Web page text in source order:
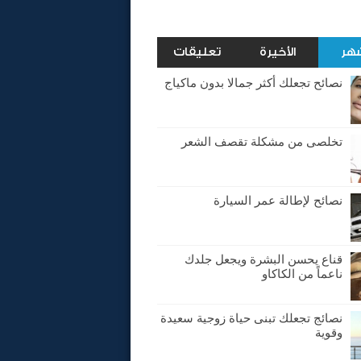
الأخيرة تعليقات
نصائح تجعلك أكثر جمالا بدون ماكياج
تخلصى من مشكلة تقصف الشعر
نصائح لإطالة عمر السيارة
قناع يحسن البشرة ويجعل جلدك
ناعماً من الكاكاو
نصائج تجعلك تبنى حياة زوجية سعيدة
وقوية